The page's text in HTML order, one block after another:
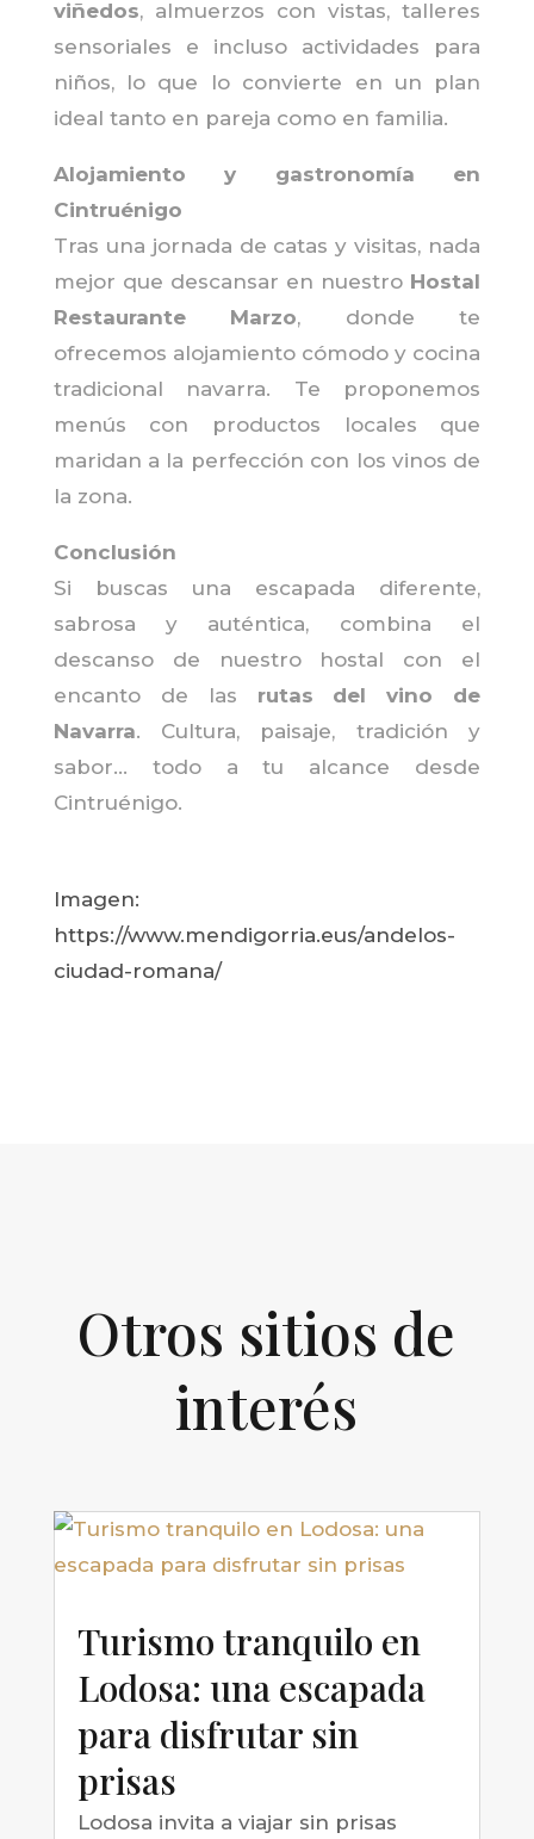
viñedos, almuerzos con vistas, talleres
sensoriales e incluso actividades para
niños, lo que lo convierte en un plan
ideal tanto en pareja como en familia.
Alojamiento y gastronomía en
Cintruénigo
Tras una jornada de catas y visitas, nada
mejor que descansar en nuestro Hostal
Restaurante Marzo, donde te
ofrecemos alojamiento cómodo y cocina
tradicional navarra. Te proponemos
menús con productos locales que
maridan a la perfección con los vinos de
la zona.
Conclusión
Si buscas una escapada diferente,
sabrosa y auténtica, combina el
descanso de nuestro hostal con el
encanto de las rutas del vino de
Navarra. Cultura, paisaje, tradición y
sabor… todo a tu alcance desde
Cintruénigo.
Imagen:
https://www.mendigorria.eus/andelos-
ciudad-romana/
Otros sitios de
interés
Turismo tranquilo en
Lodosa: una escapada
para disfrutar sin
prisas
Lodosa invita a viajar sin prisas